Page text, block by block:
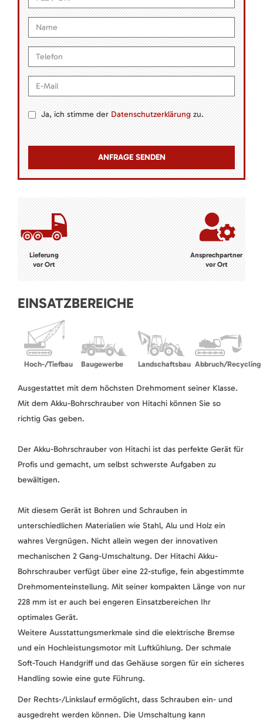
Ja, ich stimme derDatenschutzerklärungzu.
Lieferung
vor Ort
Ansprechpartner
vor Ort
EINSATZBEREICHE
Hoch-/Tiefbau Baugewerbe Landschaftsbau Abbruch/Recycling
Ausgestattet mit dem höchsten Drehmoment seiner Klasse.
Mit dem Akku-Bohrschrauber von Hitachi können Sie so
richtig Gas geben.
Der Akku-Bohrschrauber von Hitachi ist das perfekte Gerät für
Profis und gemacht, um selbst schwerste Aufgaben zu
bewältigen.
Mit diesem Gerät ist Bohren und Schrauben in
unterschiedlichen Materialien wie Stahl, Alu und Holz ein
wahres Vergnügen. Nicht allein wegen der innovativen
mechanischen 2 Gang-Umschaltung. Der Hitachi Akku-
Bohrschrauber verfügt über eine 22-stufige, fein abgestimmte
Drehmomenteinstellung. Mit seiner kompakten Länge von nur
228 mm ist er auch bei engeren Einsatzbereichen Ihr
optimales Gerät.
Weitere Ausstattungsmerkmale sind die elektrische Bremse
und ein Hochleistungsmotor mit Luftkühlung. Der schmale
Soft-Touch Handgriff und das Gehäuse sorgen für ein sicheres
Handling sowie eine gute Führung.
Der Rechts-/Linkslauf ermöglicht, dass Schrauben ein- und
ausgedreht werden können. Die Umschaltung kann